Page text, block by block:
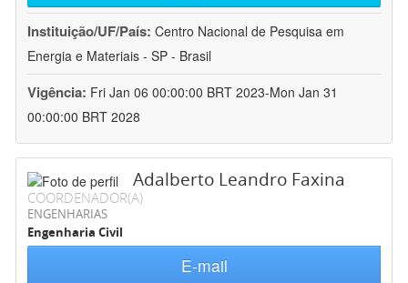
Instituição/UF/País: Centro Nacional de Pesquisa em
Energia e Materiais - SP - Brasil
Vigência: Fri Jan 06 00:00:00 BRT 2023-Mon Jan 31
00:00:00 BRT 2028
Adalberto Leandro Faxina
COORDENADOR(A)
ENGENHARIAS
Engenharia Civil
E-mail